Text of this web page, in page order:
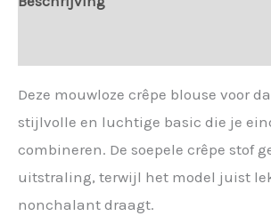
Deze mouwloze crêpe blouse voor
stijlvolle en luchtige basic die je
combineren. De soepele crêpe stof
uitstraling, terwijl het model juist
nonchalant draagt.